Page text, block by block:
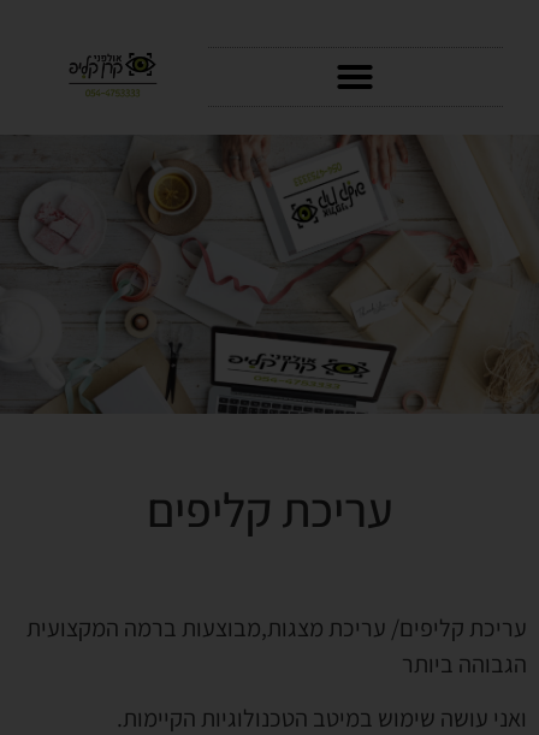
עריכת קליפים
עריכת קליפים/ עריכת מצגות,מבוצעות ברמה המקצועית
הגבוהה ביותר
ואני עושה שימוש במיטב הטכנולוגיות הקיימות.